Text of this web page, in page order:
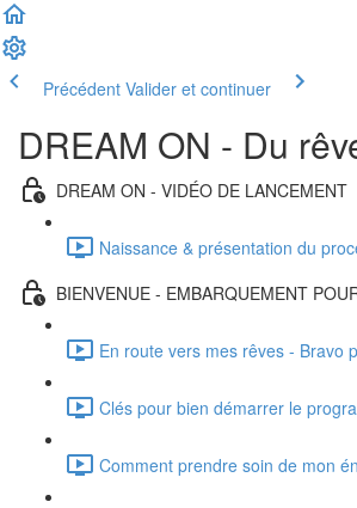
Précédent Valider et continuer
DREAM ON - Du
DREAM ON - VIDÉO DE LANCEMENT
Naissance & présentation du
BIENVENUE - EMBARQUEMENT
En route vers mes rêves - Bravo
Clés pour bien démarrer le
Comment prendre soin de mon